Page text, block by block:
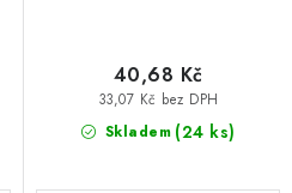
Skladem (24 ks)
33,07 Kč bez DPH
40,68 Kč